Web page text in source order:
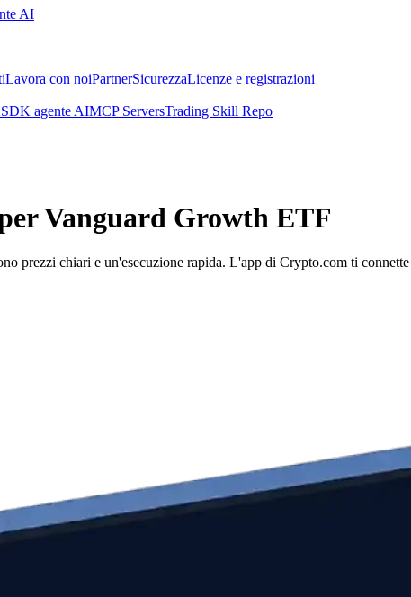
AI
Lavora con noiPartnerSicurezzaLicenze e registrazioni
SDK agente AIMCP ServersTrading Skill Repo
Vanguard Growth ETF
prezzi chiari e un'esecuzione rapida. L'app di Crypto.com ti